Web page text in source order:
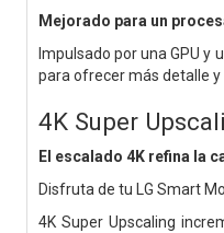
Mejorado para un
Impulsado por una GPU
para ofrecer más detalle y
4K Super
El escalado 4K refina la
Disfruta de tu LG Smart
4K Super Upscaling